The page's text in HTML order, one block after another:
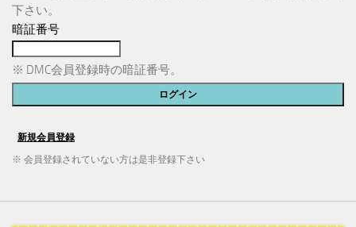
下さい。
暗証番号
※ DMC会員登録時の暗証番号。
※ 会員登録されていない方は是非登録下さい